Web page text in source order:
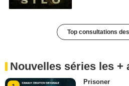
Top consultations
Nouvelles séries les +
Prisoner